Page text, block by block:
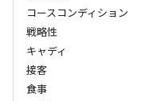
コースコンディション
戦略性
キャディ
接客
食事